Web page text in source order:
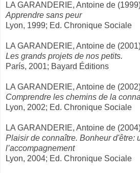
LA GARANDERIE, Antoine de
Apprendre sans peur
Lyon, 1999; Ed. Chronique Sociale
LA GARANDERIE, Antoine de
Les grands projets de nos petits.
París, 2001; Bayard Éditions
LA GARANDERIE, Antoine de
Comprendre les chemins de la
Lyon, 2002; Ed. Chronique Sociale
LA GARANDERIE, Antoine de
Plaisir de connaître. Bonheur d'être:
l’accompagnement
Lyon, 2004; Ed. Chronique Sociale